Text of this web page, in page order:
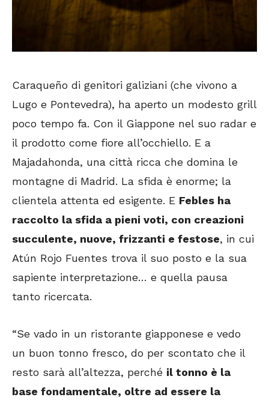
Caraqueño di genitori galiziani (che vivono a
Lugo e Pontevedra), ha aperto un modesto grill
poco tempo fa. Con il Giappone nel suo radar e
il prodotto come fiore all’occhiello. E a
Majadahonda, una città ricca che domina le
montagne di Madrid. La sfida è enorme; la
clientela attenta ed esigente. E Febles ha
raccolto la sfida a pieni voti, con creazioni
succulente, nuove, frizzanti e festose, in cui
Atún Rojo Fuentes trova il suo posto e la sua
sapiente interpretazione… e quella pausa
tanto ricercata.
“Se vado in un ristorante giapponese e vedo
un buon tonno fresco, do per scontato che il
resto sarà all’altezza, perché il tonno è la
base fondamentale, oltre ad essere la